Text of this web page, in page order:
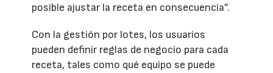
posible ajustar la receta en consecuencia”.
Con la gestión por lotes, los usuarios
pueden definir reglas de negocio para cada
receta, tales como qué equipo se puede